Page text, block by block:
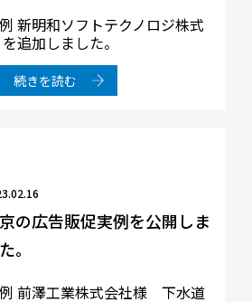
新明和ソフトテクノロジ株式
追加しました。
続きを読む
の広告販促実例を公開しま
。
前澤工業株式会社様 下水道